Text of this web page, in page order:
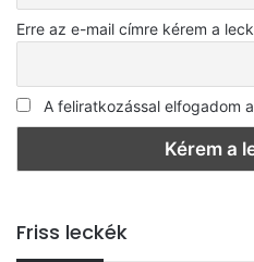
Erre az e-mail címre kérem a
A feliratkozással elfogadom
Friss leckék